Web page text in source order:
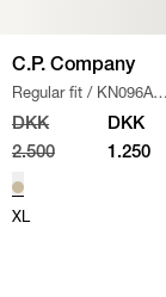
C.P. Company
Regular fit / KN096A
110560A STRIK / SAND
DKK
2.500
DKK
1.250
XL